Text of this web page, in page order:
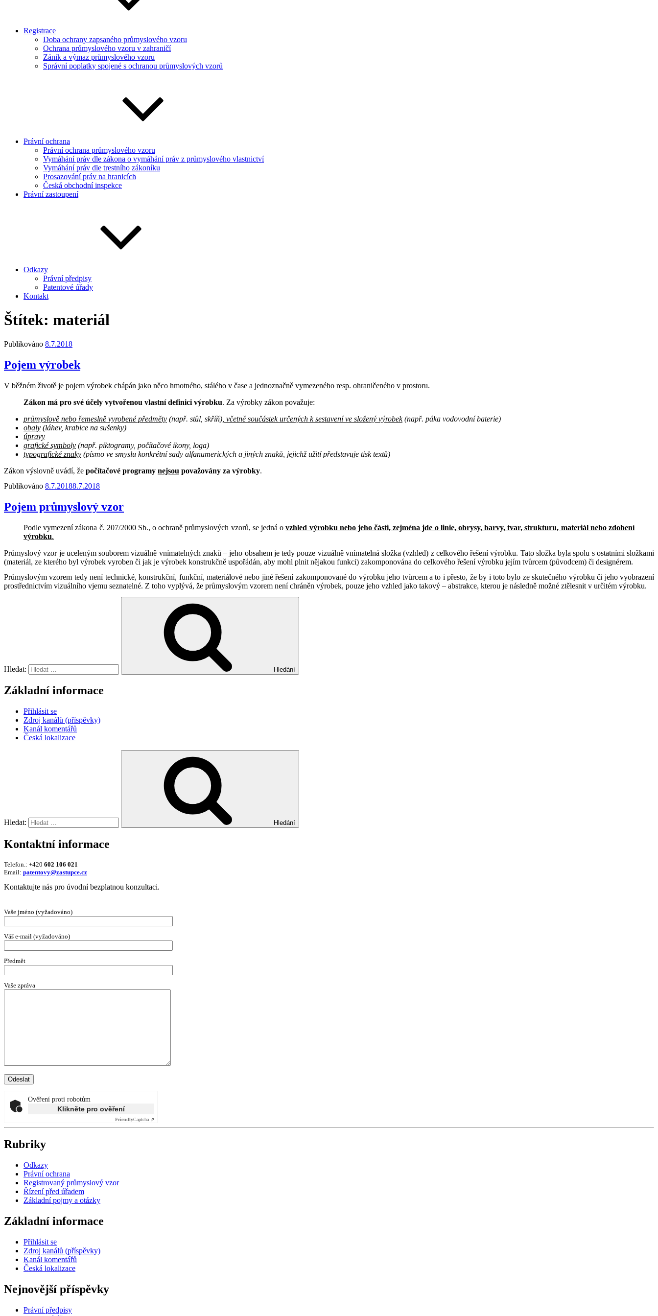
Registrace
Doba ochrany zapsaného průmyslového vzoru
Ochrana průmyslového vzoru v zahraničí
Zánik a výmaz průmyslového vzoru
Správní poplatky spojené s ochranou průmyslových vzorů
Právní ochrana
Právní ochrana průmyslového vzoru
Vymáhání práv dle zákona o vymáhání práv z průmyslového vlastnictví
Vymáhání práv dle trestního zákoníku
Prosazování práv na hranicích
Česká obchodní inspekce
Právní zastoupení
Odkazy
Právní předpisy
Patentové úřady
Kontakt
Štítek: materiál
Publikováno 8.7.2018
Pojem výrobek
V běžném životě je pojem výrobek chápán jako něco hmotného, stálého v čase a jednoznačně vymezeného resp. ohraničeného v prostoru.
Zákon má pro své účely vytvořenou vlastní definici výrobku. Za výrobky zákon považuje:
průmyslově nebo řemeslně vyrobené předměty (např. stůl, skříň), včetně součástek určených k sestavení ve složený výrobek(např. páka vodovodní baterie)
obaly (láhev, krabice na sušenky)
úpravy
grafické symboly (např. piktogramy, počítačové ikony, loga)
typografické znaky (písmo ve smyslu konkrétní sady alfanumerických a jiných znaků, jejichž užití představuje tisk textů)
Zákon výslovně uvádí, že počítačové programy nejsou považovány za výrobky.
Publikováno 8.7.20188.7.2018
Pojem průmyslový vzor
Podle vymezení zákona č. 207/2000 Sb., o ochraně průmyslových vzorů, se jedná ovzhled výrobku nebo jeho části, zejména jde o linie, obrysy, barvy, tvar, strukturu, materiál nebo zdobení
výrobku.
Průmyslový vzor je uceleným souborem vizuálně vnímatelných znaků – jeho obsahem je tedy pouze vizuálně vnímatelná složka (vzhled) z celkového řešení výrobku. Tato složka byla spolu s ostatními složkami
(materiál, ze kterého byl výrobek vyroben či jak je výrobek konstrukčně uspořádán, aby mohl plnit nějakou funkci) zakomponována do celkového řešení výrobku jejím tvůrcem (původcem) či designérem.
Průmyslovým vzorem tedy není technické, konstrukční, funkční, materiálové nebo jiné řešení zakomponované do výrobku jeho tvůrcem a to i přesto, že by i toto bylo ze skutečného výrobku či jeho vyobrazení
prostřednictvím vizuálního vjemu seznatelné. Z toho vyplývá, že průmyslovým vzorem není chráněn výrobek, pouze jeho vzhled jako takový – abstrakce, kterou je následně možné ztělesnit v určitém výrobku.
Hledat: Hledání
Základní informace
Přihlásit se
Zdroj kanálů (příspěvky)
Kanál komentářů
Česká lokalizace
Hledat: Hledání
Kontaktní informace
Telefon.: +420 602 106 021
Email: patentovy@zastupce.cz
Kontaktujte nás pro úvodní bezplatnou konzultaci.
Vaše jméno (vyžadováno)
Váš e-mail (vyžadováno)
Předmět
Vaše zpráva
Ověření proti robotům
Klikněte pro ověření
FriendlyCaptcha ⇗
Rubriky
Odkazy
Právní ochrana
Registrovaný průmyslový vzor
Řízení před úřadem
Základní pojmy a otázky
Základní informace
Přihlásit se
Zdroj kanálů (příspěvky)
Kanál komentářů
Česká lokalizace
Nejnovější příspěvky
Právní předpisy